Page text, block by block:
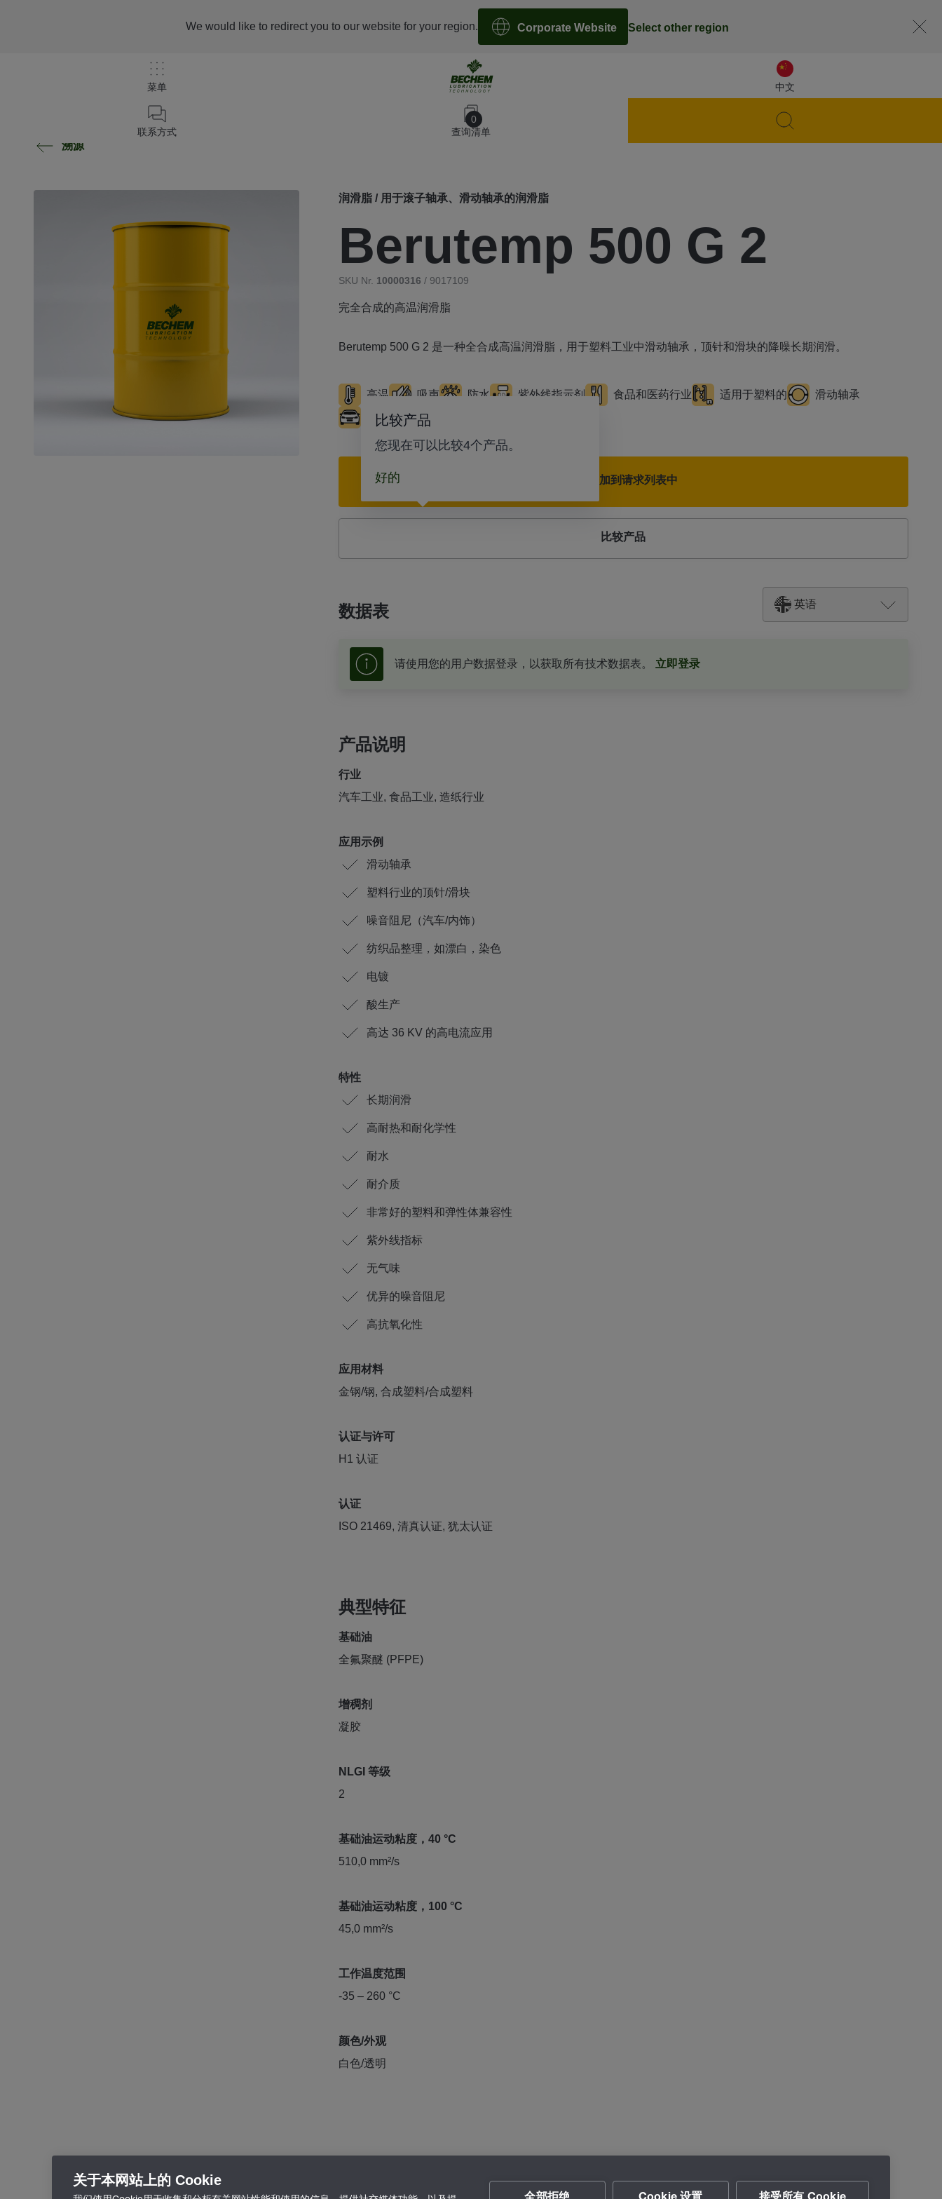
中文
菜单
0
查询清单
联系方式
We would like to redirect you to our website for your region. Corporate Website Select other region
溯源
润滑脂 / 用于滚子轴承、滑动轴承的润滑脂
Berutemp 500 G 2
SKU Nr. 10000316 / 9017109
完全合成的高温润滑脂
Berutemp 500 G 2 是一种全合成高温润滑脂，用于塑料工业中滑动轴承，顶针和滑块的降噪长期润滑。
高温 吸声 防水 紫外线指示剂 食品和医药行业 适用于塑料的
滑动轴承
汽车行业
添加到请求列表中
比较产品
比较产品
您现在可以比较4个产品。
好的
数据表 英语
请使用您的用户数据登录，以获取所有技术数据表。 立即登录
产品说明
行业
汽车工业, 食品工业, 造纸行业
应用示例
滑动轴承
塑料行业的顶针/滑块
噪音阻尼（汽车/内饰）
纺织品整理，如漂白，染色
电镀
酸生产
高达 36 KV 的高电流应用
特性
长期润滑
高耐热和耐化学性
耐水
耐介质
非常好的塑料和弹性体兼容性
紫外线指标
无气味
优异的噪音阻尼
高抗氧化性
应用材料
金钢/钢, 合成塑料/合成塑料
认证与许可
H1 认证
认证
ISO 21469, 清真认证, 犹太认证
典型特征
基础油
全氟聚醚 (PFPE)
增稠剂
凝胶
NLGI 等级
2
基础油运动粘度，40 °C
510,0 mm²/s
基础油运动粘度，100 °C
45,0 mm²/s
工作温度范围
-35 – 260 °C
颜色/外观
白色/透明
关于本网站上的 Cookie